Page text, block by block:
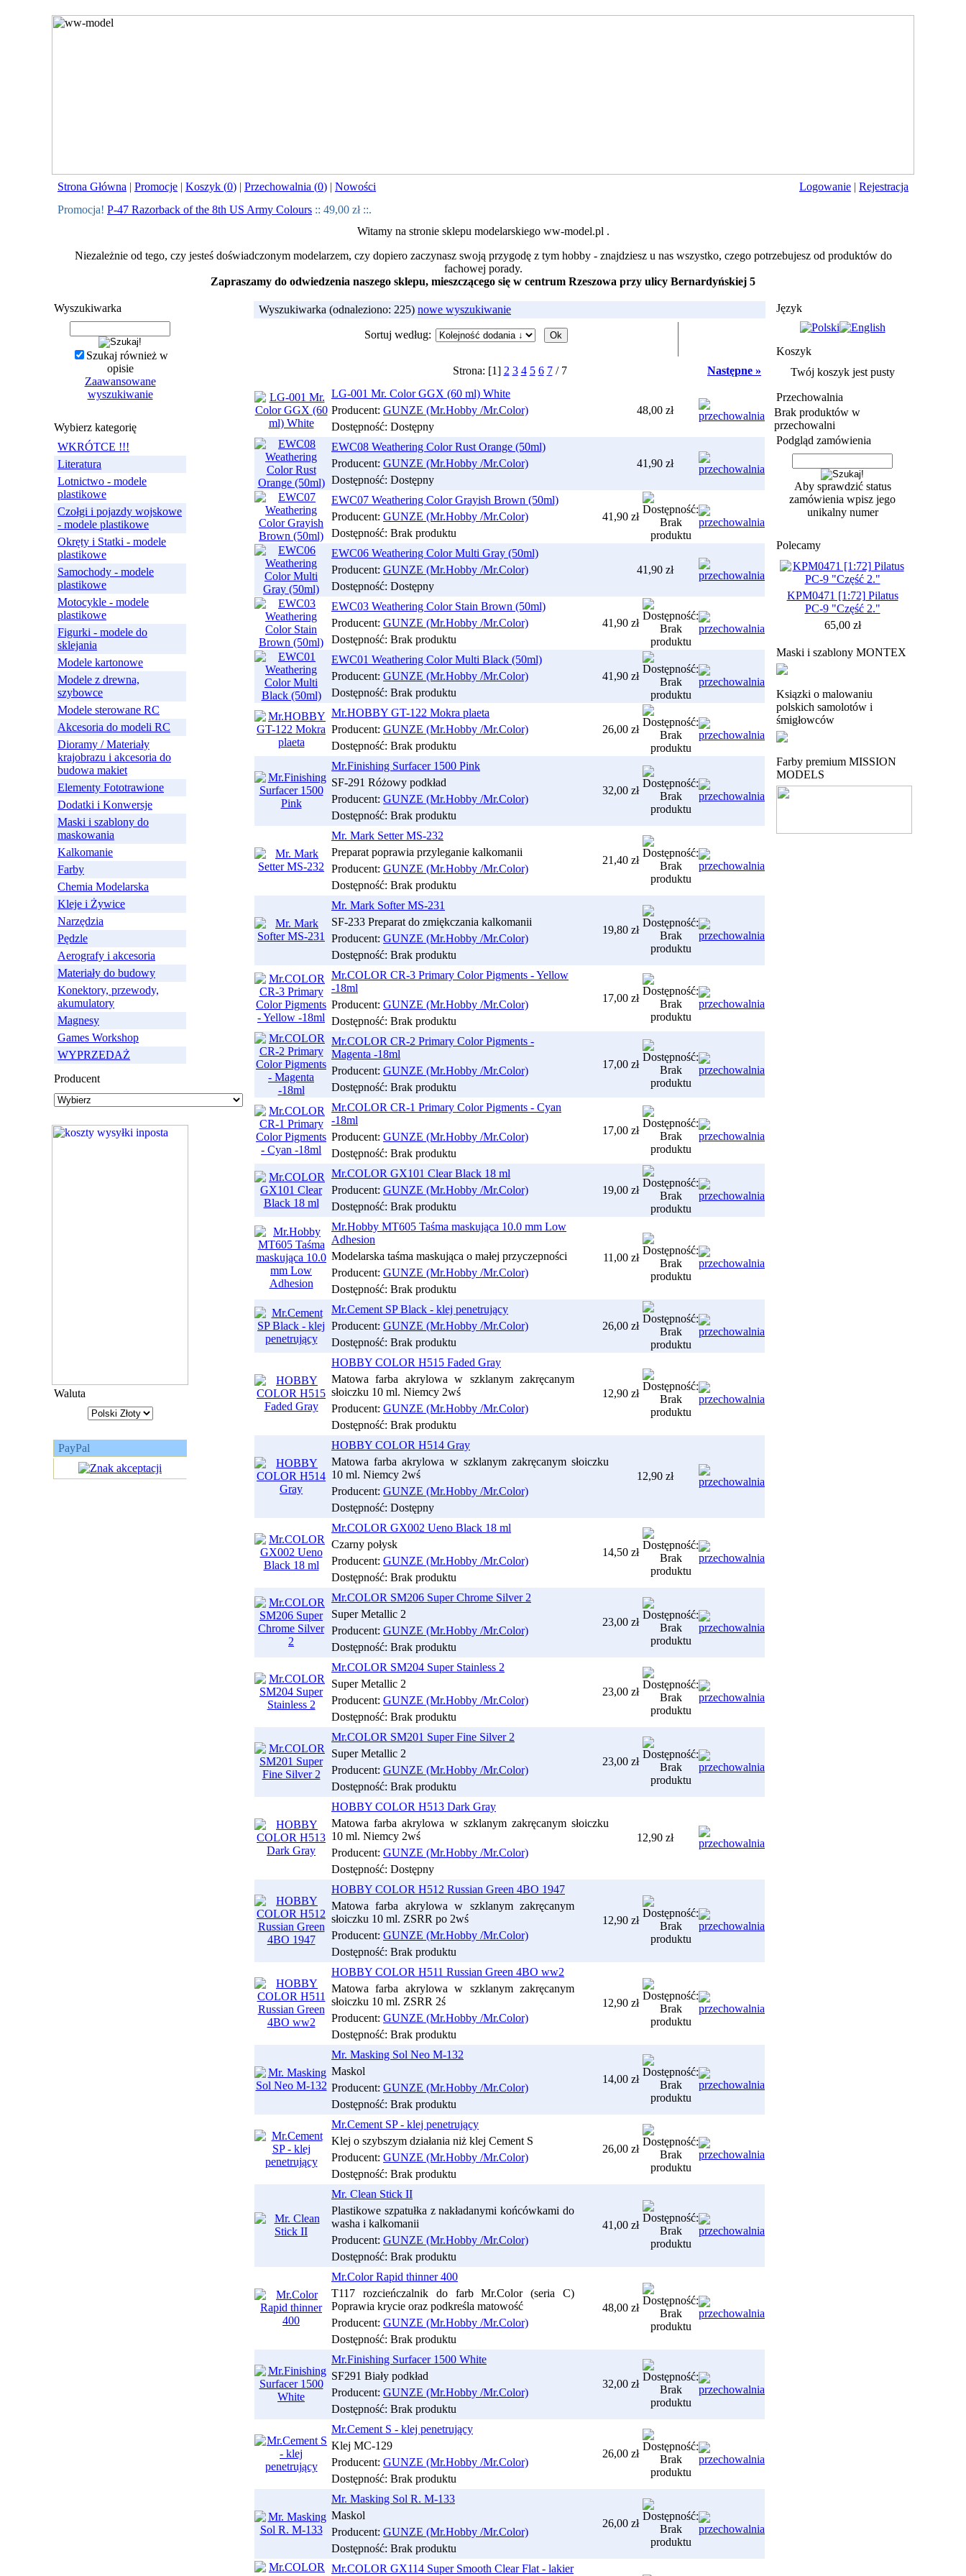
Strona Główna | Promocje | Koszyk (0) | Przechowalnia (0) | Nowości Logowanie | Rejestracja
Promocja! P-47 Razorback of the 8th US Army Colours :: 49,00 zł::.
Witamy na stronie sklepu modelarskiego ww-model.pl .
Niezależnie od tego, czy jesteś doświadczonym modelarzem, czy dopiero zaczynasz swoją przygodę z tym hobby - znajdziesz u nas wszystko, czego potrzebujesz od produktów do
fachowej porady.
Zapraszamy do odwiedzenia naszego sklepu, mieszczącego się w centrum Rzeszowa przy ulicy Bernardyńskiej 5
Wyszukiwarka
Szukaj również w
opisie
Zaawansowane
wyszukiwanie
Wybierz kategorię
WKRÓTCE !!!
Literatura
Lotnictwo - modele
plastikowe
Czołgi i pojazdy wojskowe
- modele plastikowe
Okręty i Statki - modele
plastikowe
Samochody - modele
plastikowe
Motocykle - modele
plastikowe
Figurki - modele do
sklejania
Modele kartonowe
Modele z drewna,
szybowce
Modele sterowane RC
Akcesoria do modeli RC
Dioramy / Materiały
krajobrazu i akcesoria do
budowa makiet
Elementy Fototrawione
Dodatki i Konwersje
Maski i szablony do
maskowania
Kalkomanie
Farby
Chemia Modelarska
Kleje i Żywice
Narzędzia
Pędzle
Aerografy i akcesoria
Materiały do budowy
Konektory, przewody,
akumulatory
Magnesy
Games Workshop
WYPRZEDAŻ
Producent
Waluta
PayPal
Wyszukiwarka (odnaleziono: 225) nowe wyszukiwanie
Sortuj według:
Strona: [1] 2 3 4 5 6 7/ 7
Następne »
LG-001 Mr. Color GGX (60 ml) White
Producent: GUNZE (Mr.Hobby /Mr.Color)
Dostępność: Dostępny
48,00 zł
EWC08 Weathering Color Rust Orange (50ml)
Producent: GUNZE (Mr.Hobby /Mr.Color)
Dostępność: Dostępny
41,90 zł
EWC07 Weathering Color Grayish Brown (50ml)
Producent: GUNZE (Mr.Hobby /Mr.Color)
Dostępność: Brak produktu
41,90 zł
EWC06 Weathering Color Multi Gray (50ml)
Producent: GUNZE (Mr.Hobby /Mr.Color)
Dostępność: Dostępny
41,90 zł
EWC03 Weathering Color Stain Brown (50ml)
Producent: GUNZE (Mr.Hobby /Mr.Color)
Dostępność: Brak produktu
41,90 zł
EWC01 Weathering Color Multi Black (50ml)
Producent: GUNZE (Mr.Hobby /Mr.Color)
Dostępność: Brak produktu
41,90 zł
Mr.HOBBY GT-122 Mokra plaeta
Producent: GUNZE (Mr.Hobby /Mr.Color)
Dostępność: Brak produktu
26,00 zł
Mr.Finishing Surfacer 1500 Pink
SF-291 Różowy podkład
Producent: GUNZE (Mr.Hobby /Mr.Color)
Dostępność: Brak produktu
32,00 zł
Mr. Mark Setter MS-232
Preparat poprawia przyleganie kalkomanii
Producent: GUNZE (Mr.Hobby /Mr.Color)
Dostępność: Brak produktu
21,40 zł
Mr. Mark Softer MS-231
SF-233 Preparat do zmiękczania kalkomanii
Producent: GUNZE (Mr.Hobby /Mr.Color)
Dostępność: Brak produktu
19,80 zł
Mr.COLOR CR-3 Primary Color Pigments - Yellow
-18ml
Producent: GUNZE (Mr.Hobby /Mr.Color)
Dostępność: Brak produktu
17,00 zł
Mr.COLOR CR-2 Primary Color Pigments -
Magenta -18ml
Producent: GUNZE (Mr.Hobby /Mr.Color)
Dostępność: Brak produktu
17,00 zł
Mr.COLOR CR-1 Primary Color Pigments - Cyan
-18ml
Producent: GUNZE (Mr.Hobby /Mr.Color)
Dostępność: Brak produktu
17,00 zł
Mr.COLOR GX101 Clear Black 18 ml
Producent: GUNZE (Mr.Hobby /Mr.Color)
Dostępność: Brak produktu
19,00 zł
Mr.Hobby MT605 Taśma maskująca 10.0 mm Low
Adhesion
Modelarska taśma maskująca o małej przyczepności
Producent: GUNZE (Mr.Hobby /Mr.Color)
Dostępność: Brak produktu
11,00 zł
Mr.Cement SP Black - klej penetrujący
Producent: GUNZE (Mr.Hobby /Mr.Color)
Dostępność: Brak produktu
26,00 zł
HOBBY COLOR H515 Faded Gray
Matowa farba akrylowa w szklanym zakręcanym
słoiczku 10 ml. Niemcy 2wś
Producent: GUNZE (Mr.Hobby /Mr.Color)
Dostępność: Brak produktu
12,90 zł
HOBBY COLOR H514 Gray
Matowa farba akrylowa w szklanym zakręcanym słoiczku
10 ml. Niemcy 2wś
Producent: GUNZE (Mr.Hobby /Mr.Color)
Dostępność: Dostępny
12,90 zł
Mr.COLOR GX002 Ueno Black 18 ml
Czarny połysk
Producent: GUNZE (Mr.Hobby /Mr.Color)
Dostępność: Brak produktu
14,50 zł
Mr.COLOR SM206 Super Chrome Silver 2
Super Metallic 2
Producent: GUNZE (Mr.Hobby /Mr.Color)
Dostępność: Brak produktu
23,00 zł
Mr.COLOR SM204 Super Stainless 2
Super Metallic 2
Producent: GUNZE (Mr.Hobby /Mr.Color)
Dostępność: Brak produktu
23,00 zł
Mr.COLOR SM201 Super Fine Silver 2
Super Metallic 2
Producent: GUNZE (Mr.Hobby /Mr.Color)
Dostępność: Brak produktu
23,00 zł
HOBBY COLOR H513 Dark Gray
Matowa farba akrylowa w szklanym zakręcanym słoiczku
10 ml. Niemcy 2wś
Producent: GUNZE (Mr.Hobby /Mr.Color)
Dostępność: Dostępny
12,90 zł
HOBBY COLOR H512 Russian Green 4BO 1947
Matowa farba akrylowa w szklanym zakręcanym
słoiczku 10 ml. ZSRR po 2wś
Producent: GUNZE (Mr.Hobby /Mr.Color)
Dostępność: Brak produktu
12,90 zł
HOBBY COLOR H511 Russian Green 4BO ww2
Matowa farba akrylowa w szklanym zakręcanym
słoiczku 10 ml. ZSRR 2ś
Producent: GUNZE (Mr.Hobby /Mr.Color)
Dostępność: Brak produktu
12,90 zł
Mr. Masking Sol Neo M-132
Maskol
Producent: GUNZE (Mr.Hobby /Mr.Color)
Dostępność: Brak produktu
14,00 zł
Mr.Cement SP - klej penetrujący
Klej o szybszym działania niż klej Cement S
Producent: GUNZE (Mr.Hobby /Mr.Color)
Dostępność: Brak produktu
26,00 zł
Mr. Clean Stick II
Plastikowe szpatułka z nakładanymi końcówkami do
washa i kalkomanii
Producent: GUNZE (Mr.Hobby /Mr.Color)
Dostępność: Brak produktu
41,00 zł
Mr.Color Rapid thinner 400
T117 rozcieńczalnik do farb Mr.Color (seria C)
Poprawia krycie oraz podkreśla matowość
Producent: GUNZE (Mr.Hobby /Mr.Color)
Dostępność: Brak produktu
48,00 zł
Mr.Finishing Surfacer 1500 White
SF291 Biały podkład
Producent: GUNZE (Mr.Hobby /Mr.Color)
Dostępność: Brak produktu
32,00 zł
Mr.Cement S - klej penetrujący
Klej MC-129
Producent: GUNZE (Mr.Hobby /Mr.Color)
Dostępność: Brak produktu
26,00 zł
Mr. Masking Sol R. M-133
Maskol
Producent: GUNZE (Mr.Hobby /Mr.Color)
Dostępność: Brak produktu
26,00 zł
Mr.COLOR GX114 Super Smooth Clear Flat - lakier
Język
Koszyk
Twój koszyk jest pusty
Przechowalnia
Brak produktów w
przechowalni
Podgląd zamówienia
Aby sprawdzić status
zamówienia wpisz jego
unikalny numer
Polecamy
KPM0471 [1:72] Pilatus
PC-9 "Część 2."
65,00 zł
Maski i szablony MONTEX
Ksiązki o malowaniu
polskich samolotów i
śmigłowców
Farby premium MISSION
MODELS